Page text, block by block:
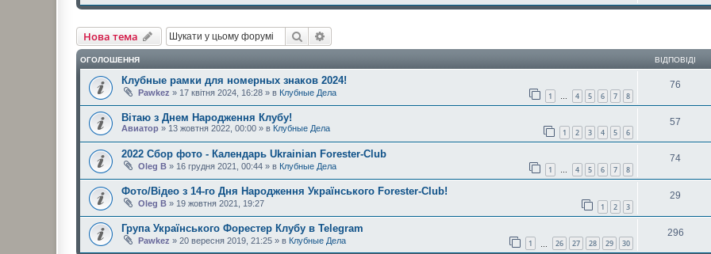
Нова тема Пошук
ОГОЛОШЕННЯ ВІДПОВІДІ
Клубные рамки для номерных знаков 2024!
Pawkez » 17 квітня 2024, 16:28 » в Клубные Дела 1 … 4 5 6 7 8
76
Вітаю з Днем Народження Клубу!
Авиатор » 13 жовтня 2022, 00:00 » в Клубные Дела 1 2 3 4 5 6
57
2022 Сбор фото - Календарь Ukrainian Forester-Club
Oleg B » 16 грудня 2021, 00:44 » в Клубные Дела 1 … 4 5 6 7 8
74
Фото/Відео з 14-го Дня Народження Українського Forester-Club!
Oleg B » 19 жовтня 2021, 19:27 1 2 3
29
Група Українського Форестер Клубу в Telegram
Pawkez » 20 вересня 2019, 21:25 » в Клубные Дела 1 26 27 28 29 30
296